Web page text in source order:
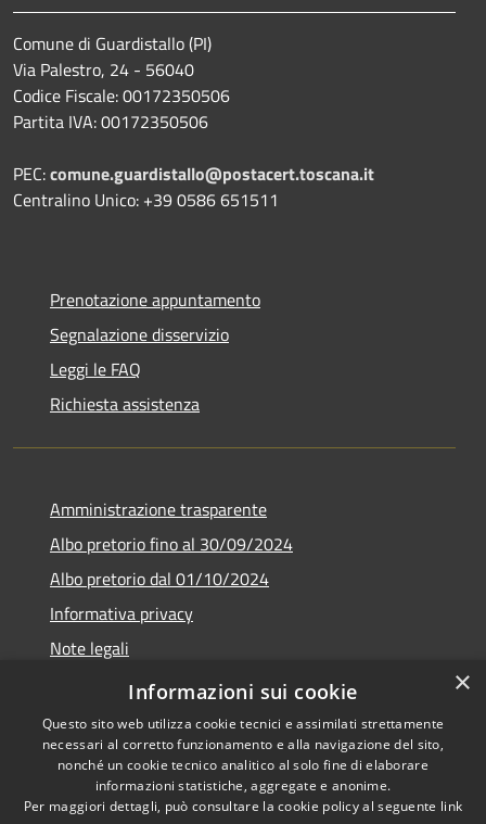
Comune di Guardistallo (PI)
Via Palestro, 24 - 56040
Codice Fiscale: 00172350506
Partita IVA: 00172350506
PEC:comune.guardistallo@postacert.toscana.it
Centralino Unico: +39 0586 651511
Prenotazione appuntamento
Segnalazione disservizio
Leggi le FAQ
Richiesta assistenza
Amministrazione trasparente
Albo pretorio fino al 30/09/2024
Albo pretorio dal 01/10/2024
Informativa privacy
Note legali
Dichiarazione di accessibilità
Accessibilità
Copyright © 2026 • Comune di
Guardistallo • Powered by
×
Informazioni sui cookie
Questo sito web utilizza cookie tecnici e assimilati strettamente
necessari al corretto funzionamento e alla navigazione del sito,
nonché un cookie tecnico analitico al solo fine di elaborare
informazioni statistiche, aggregate e anonime.
Per maggiori dettagli, può consultare la cookie policy al seguente link